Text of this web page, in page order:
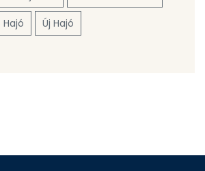
Új Hajó